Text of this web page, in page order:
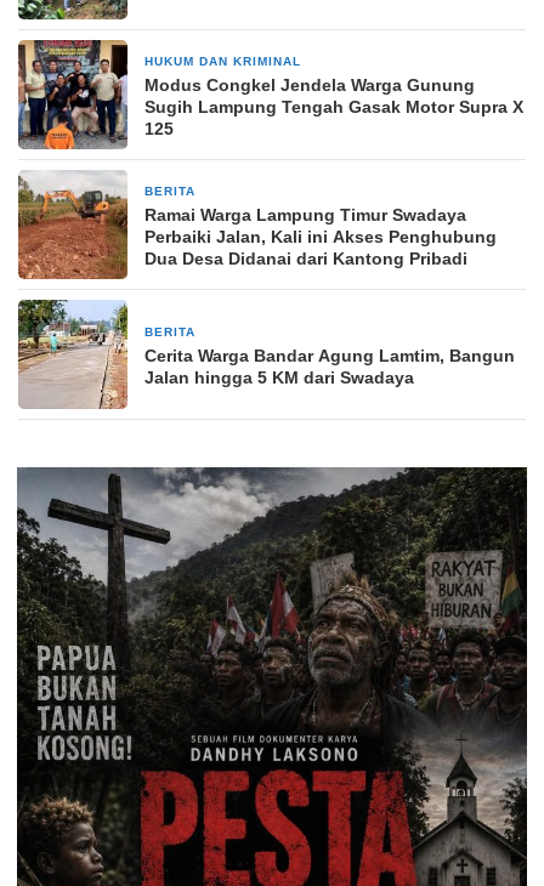
HUKUM DAN KRIMINAL
Modus Congkel Jendela Warga Gunung
Sugih Lampung Tengah Gasak Motor Supra X
125
BERITA
Ramai Warga Lampung Timur Swadaya
Perbaiki Jalan, Kali ini Akses Penghubung
Dua Desa Didanai dari Kantong Pribadi
BERITA
Cerita Warga Bandar Agung Lamtim, Bangun
Jalan hingga 5 KM dari Swadaya